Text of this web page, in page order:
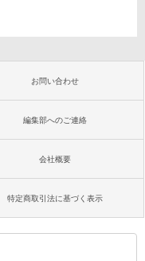
お問い合わせ
編集部へのご連絡
会社概要
特定商取引法に基づく表示